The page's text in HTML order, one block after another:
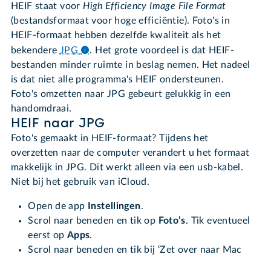
HEIF staat voorHigh Efficiency Image File Format
(bestandsformaat voor hoge efficiëntie). Foto's in
HEIF-formaat hebben dezelfde kwaliteit als het
bekendere JPG . Het grote voordeel is dat HEIF-
bestanden minder ruimte in beslag nemen. Het nadeel
is dat niet alle programma's HEIF ondersteunen.
Foto's omzetten naar JPG gebeurt gelukkig in een
handomdraai.
HEIF naar JPG
Foto's gemaakt in HEIF-formaat? Tijdens het
overzetten naar de computer verandert u het formaat
makkelijk in JPG. Dit werkt alleen via een usb-kabel.
Niet bij het gebruik van iCloud.
Open de app Instellingen.
Scrol naar beneden en tik op Foto’s. Tik eventueel
eerst op Apps.
Scrol naar beneden en tik bij ‘Zet over naar Mac